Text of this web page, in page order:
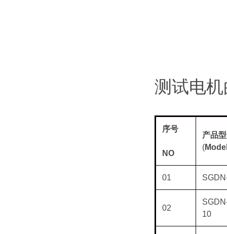
测试电
序号
NO
产品
(
01
02
10